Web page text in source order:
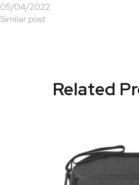
05/04/2022
Similar post
Related